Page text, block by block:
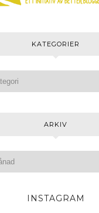
KATEGORIER
ARKIV
INSTAGRAM